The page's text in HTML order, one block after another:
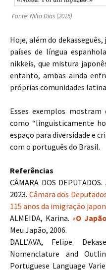
Fonte: Nilta Dias (2015)
Hoje, além do
países de língua
nikkeis, que mistura
entanto, ambas ainda
próprias comunidades
Esses exemplos
como “linguisticamente
espaço para diversidade e
com o português do Brasil.
Referências
CÂMARA DOS DEPUTADOS.
2023. Câmara dos
115 anos da imigração
ALMEIDA, Karina. «O
Meu Japão, 2006.
DALL’AVA, Felipe.
Nomenclature and
Portuguese Language